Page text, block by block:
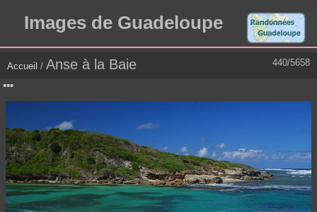
Images de Guadeloupe
440/5658
Accueil / Anse à la Baie